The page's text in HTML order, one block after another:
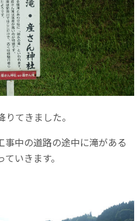
てきました。
中の道路の途中に滝がある
いきます。